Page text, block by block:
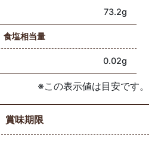
73.2g
食塩相当量
0.02g
※この表示値は目安です。
賞味期限